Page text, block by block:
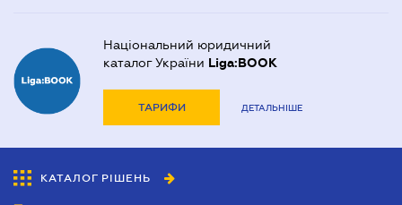
Національний юридичний
каталог України Liga:BOOK
ТАРИФИ ДЕТАЛЬНІШЕ
КАТАЛОГ РІШЕНЬ